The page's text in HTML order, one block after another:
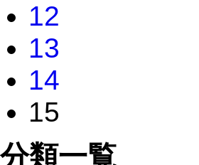
12
13
14
15
分類一覧